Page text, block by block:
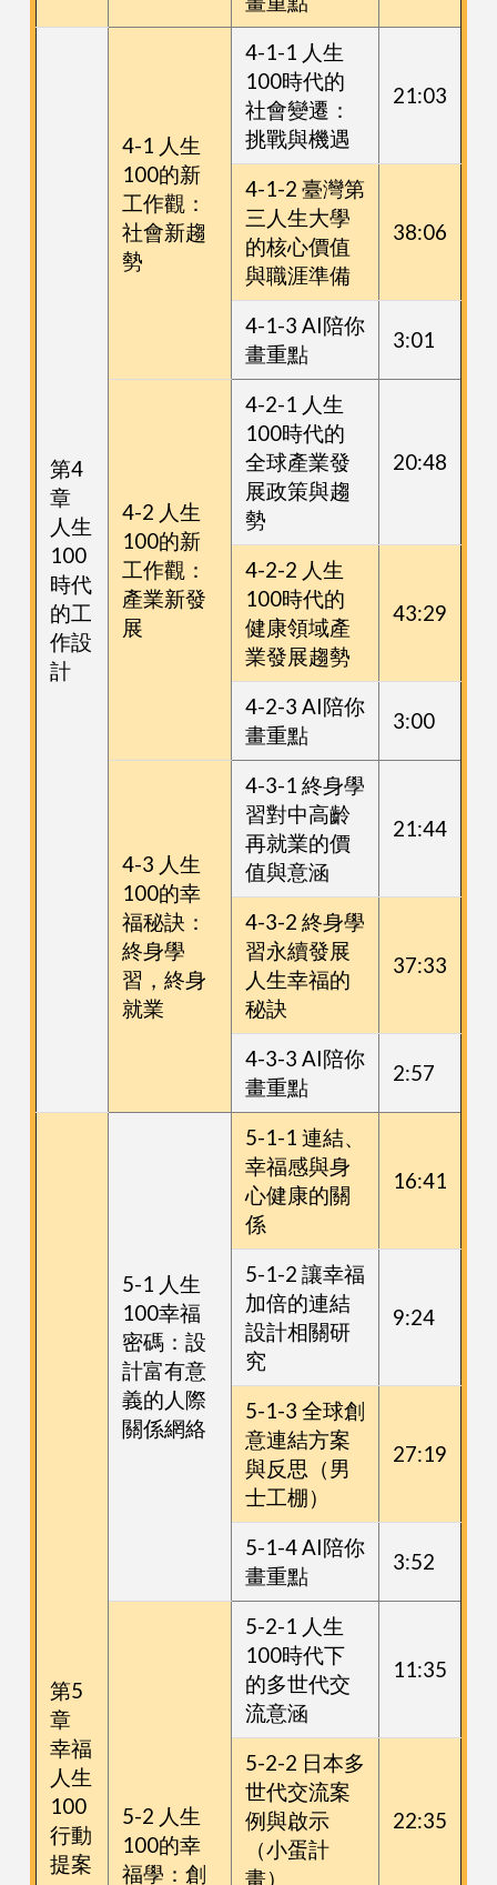
第4
章
人生
100
時代
的工
作設
計
4-1 人生
100的新
工作觀：
社會新趨
勢
4-1-1 人生
100時代的
社會變遷：
挑戰與機遇
21:03
4-1-2 臺灣第
三人生大學
的核心價值
與職涯準備
38:06
4-1-3 AI陪你
畫重點
3:01
4-2 人生
100的新
工作觀：
產業新發
展
4-2-1 人生
100時代的
全球產業發
展政策與趨
勢
20:48
4-2-2 人生
100時代的
健康領域產
業發展趨勢
43:29
4-2-3 AI陪你
畫重點
3:00
4-3 人生
100的幸
福秘訣：
終身學
習，終身
就業
4-3-1 終身學
習對中高齡
再就業的價
值與意涵
21:44
4-3-2 終身學
習永續發展
人生幸福的
秘訣
37:33
4-3-3 AI陪你
畫重點
2:57
第5
章
幸福
人生
100
行動
提案
5-1 人生
100幸福
密碼：設
計富有意
義的人際
關係網絡
5-1-1 連結、
幸福感與身
心健康的關
係
16:41
5-1-2 讓幸福
加倍的連結
設計相關研
究
9:24
5-1-3 全球創
意連結方案
與反思（男
士工棚）
27:19
5-1-4 AI陪你
畫重點
3:52
5-2 人生
100的幸
福學：創
5-2-1 人生
100時代下
的多世代交
流意涵
11:35
5-2-2 日本多
世代交流案
例與啟示
（小蛋計
畫）
22:35